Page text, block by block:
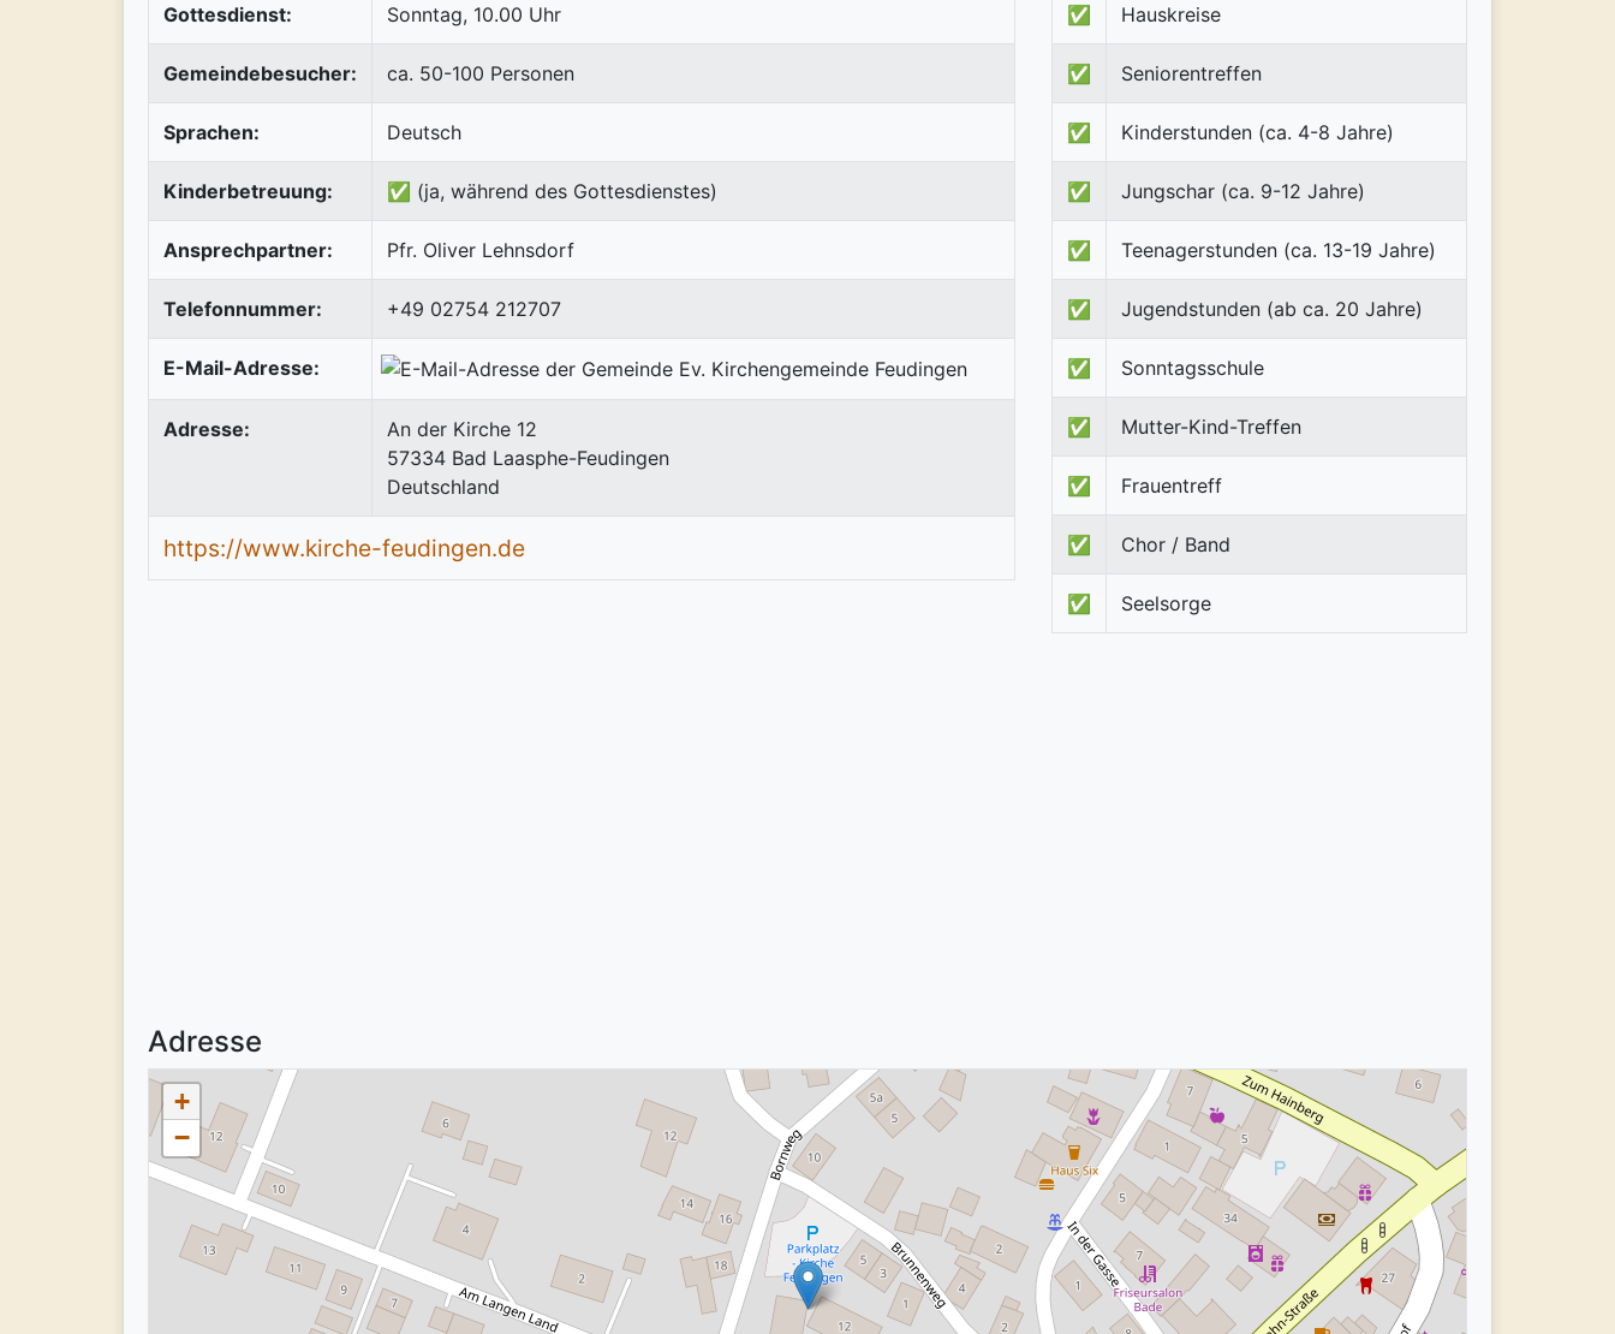
Gottesdienst: Sonntag, 10.00 Uhr
Gemeindebesucher: ca. 50-100 Personen
Sprachen: Deutsch
Kinderbetreuung: ✅ (ja, während des Gottesdienstes)
Ansprechpartner: Pfr. Oliver Lehnsdorf
Telefonnummer: +49 02754 212707
E-Mail-Adresse:
Adresse:
An der Kirche 12
57334 Bad Laasphe-Feudingen
Deutschland
https://www.kirche-feudingen.de
✅ Hauskreise
✅ Seniorentreffen
✅ Kinderstunden (ca. 4-8 Jahre)
✅ Jungschar (ca. 9-12 Jahre)
✅ Teenagerstunden (ca. 13-19 Jahre)
✅ Jugendstunden (ab ca. 20 Jahre)
✅ Sonntagsschule
✅ Mutter-Kind-Treffen
✅ Frauentreff
✅ Chor / Band
✅ Seelsorge
Adresse
+
−